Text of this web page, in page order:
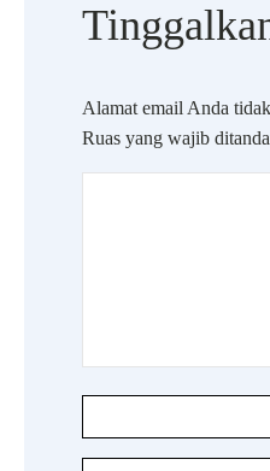
Alamat email Anda
Ruas yang wajib